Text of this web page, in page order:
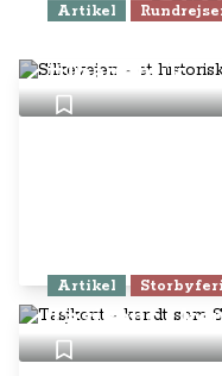
Artikel
tilbageblik
Artikel
Tasjkent -